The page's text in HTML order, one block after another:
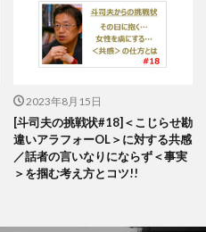
2023年8月15日
[斗司夫の挑戦状#18]＜こじらせ勘
違いアラフォーOL＞に対する共感
／話者の言いなりにならず＜事実
＞を掴む考え方とコツ!!